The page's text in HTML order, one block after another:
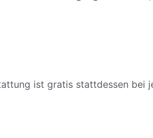
ist gratis stattdessen bei